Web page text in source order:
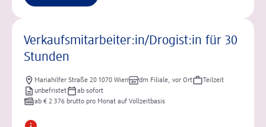
Verkaufsmitarbeiter:in/Drogist:in für 30
Stunden
Mariahilfer Straße 20 1070 Wien dm Filiale, vor Ort
Teilzeit
unbefristet
ab sofort
ab € 2 376 brutto pro Monat auf Vollzeitbasis